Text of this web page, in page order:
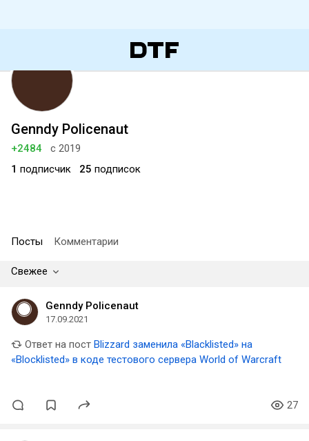
Genndy Policenaut
+2484
с 2019
1 подписчик 25 подписок
Посты Комментарии
Свежее
Genndy Policenaut
17.09.2021
Ответ на пост Blizzard заменила «Blacklisted» на
«Blocklisted» в коде тестового сервера World of Warcraft
27